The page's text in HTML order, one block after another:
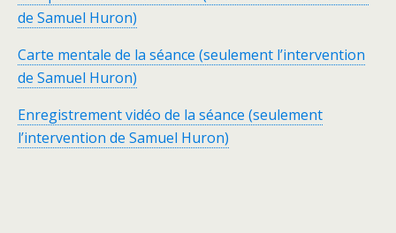
de Samuel Huron)
Carte mentale de la séance (seulement l’intervention
de Samuel Huron)
Enregistrement vidéo de la séance (seulement
l’intervention de Samuel Huron)